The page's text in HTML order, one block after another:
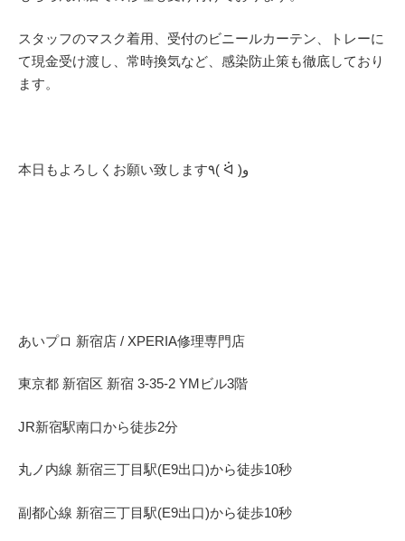
スタッフのマスク着用、受付のビニールカーテン、トレーに
て現金受け渡し、常時換気など、感染防止策も徹底しており
ます。
本日もよろしくお願い致します٩( ᐛ )و
あいプロ 新宿店 / XPERIA修理専門店
東京都 新宿区 新宿 3-35-2 YMビル3階
JR新宿駅南口から徒歩2分
丸ノ内線 新宿三丁目駅(E9出口)から徒歩10秒
副都心線 新宿三丁目駅(E9出口)から徒歩10秒